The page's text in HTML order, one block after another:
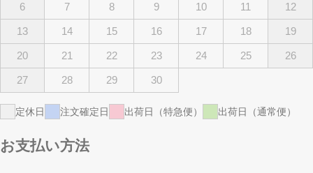
6 7 8 9 10 11 12
13 14 15 16 17 18 19
20 21 22 23 24 25 26
27 28 29 30
定休日 注文確定日 出荷日（特急便） 出荷日（通常便）
お支払い方法